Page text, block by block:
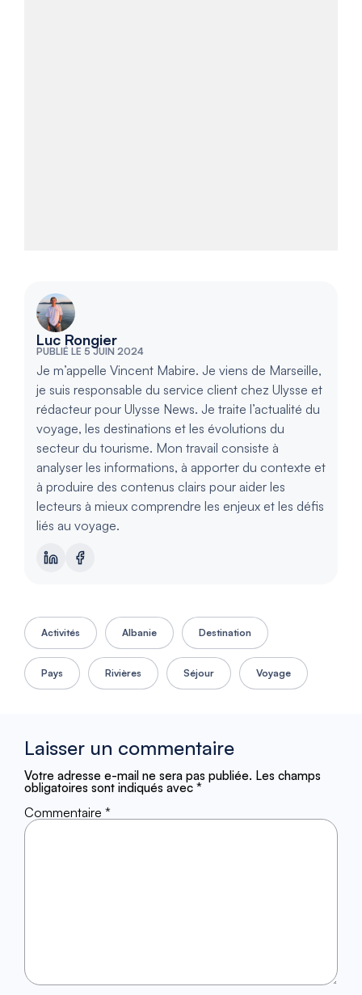
Luc Rongier
PUBLIÉ LE 5 JUIN 2024
Je m’appelle Vincent Mabire. Je viens de Marseille,
je suis responsable du service client chez Ulysse et
rédacteur pour Ulysse News. Je traite l’actualité du
voyage, les destinations et les évolutions du
secteur du tourisme. Mon travail consiste à
analyser les informations, à apporter du contexte et
à produire des contenus clairs pour aider les
lecteurs à mieux comprendre les enjeux et les défis
liés au voyage.
Activités Albanie Destination
Pays Rivières Séjour Voyage
Laisser un commentaire
Votre adresse e-mail ne sera pas publiée. Les champs
obligatoires sont indiqués avec *
Commentaire *